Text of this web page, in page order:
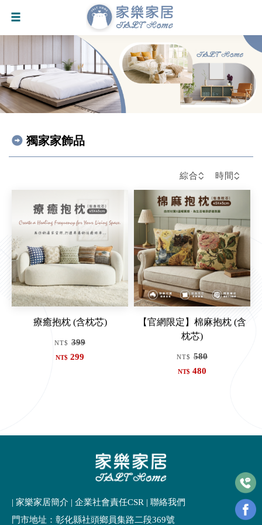
獨家家飾品
綜合 時間
療癒抱枕 (含枕芯)
NT$ 399
NT$ 299
會員輸入折扣碼可減$30元
【官網限定】棉麻抱枕 (含
枕芯)
NT$ 580
NT$ 480
| 家樂家居簡介 | 企業社會責任CSR | 聯絡我們
門市地址：彰化縣社頭鄉員集路二段369號